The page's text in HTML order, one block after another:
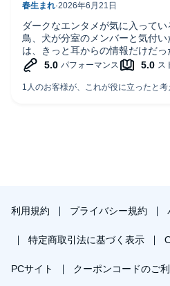
ダークなエンタメが気に入ってい
鳥、犬が分室のメンバーと気付
は、きっと耳からの情報だけだっ
利用規約 プライバシー規約
特定商取引法に基づく表示
PCサイト クーポンコードのご